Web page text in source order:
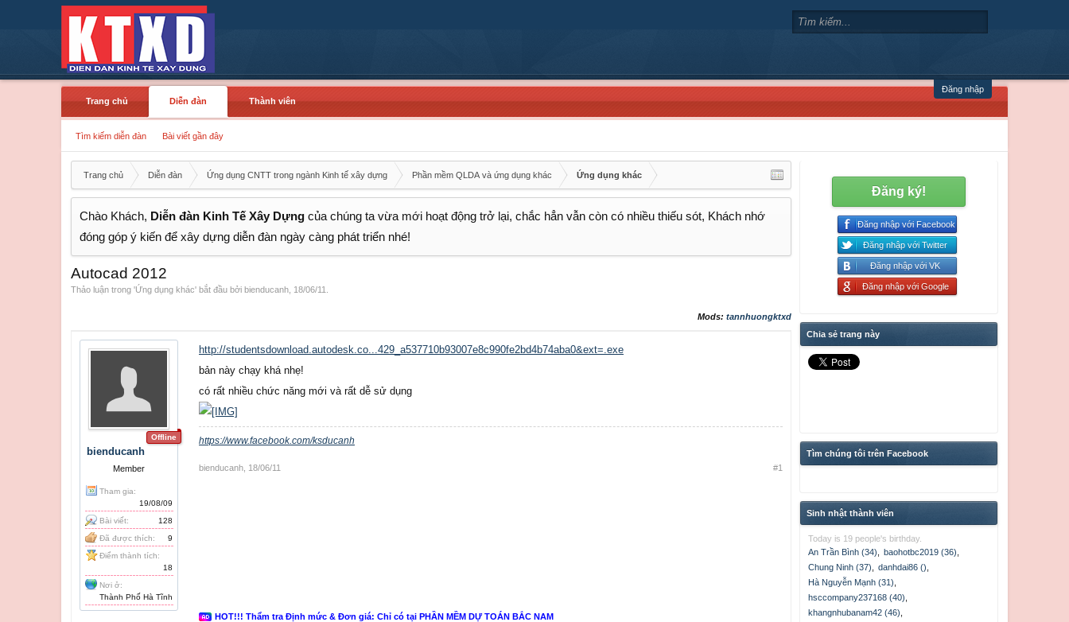
Đăng nhập
Trang chủ
Diễn đàn
Tìm kiếm diễn đàn Bài viết gần đây
Thành viên
Trang chủ Diễn đàn Ứng dụng CNTT trong ngành Kinh tế xây dựng Phần mềm QLDA và ứng dụng khác Ứng dụng khác
Chào Khách, Diễn đàn Kinh Tế Xây Dựng của chúng ta vừa mới hoạt động trở lại, chắc hẳn vẫn còn có nhiều thiếu sót, Khách nhớ
đóng góp ý kiến để xây dựng diễn đàn ngày càng phát triển nhé!
Autocad 2012
Thảo luận trong 'Ứng dụng khác' bắt đầu bởi bienducanh 18/06/11
Mods: tannhuongktxd
Offline
bienducanh
Member
Tham gia:
19/08/09
Bài viết:
128
Đã được thích:
9
Điểm thành tích:
18
Nơi ở:
Thành Phố Hà Tĩnh
http://studentsdownload.autodesk.co...429_a537710b93007e8c990fe2bd4b74aba0&ext=.exe
bản này chạy khá nhẹ!
có rất nhiều chức năng mới và rất dễ sử dụng
https://www.facebook.com/ksducanh
bienducanh 18/06/11 #1
HOT!!! Thẩm tra Định mức & Đơn giá: Chỉ có tại PHẦN MỀM DỰ TOÁN BẮC NAM
Đăng ký!
Đăng nhập với Facebook
Đăng nhập với Twitter
Đăng nhập với VK
Đăng nhập với Google
Chia sẻ trang này
Tìm chúng tôi trên Facebook
Sinh nhật thành viên
Today is 19 people's birthday.
An Trần Bình (34)
baohotbc2019 (36)
Chung Ninh (37)
danhdai86 ()
Hà Nguyễn Mạnh (31)
hsccompany237168 (40)
khangnhubanam42 (46)